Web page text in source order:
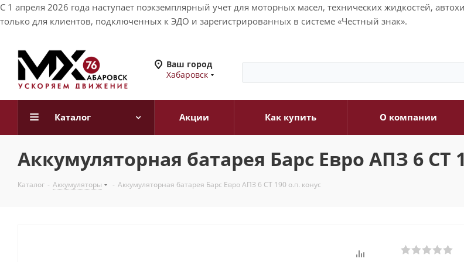
С 1 апреля 2026 года наступает поэкземплярный учет для моторных масел, технических жидкостей,
только для клиентов, подключенных к ЭДО и зарегистрированных в системе «Честный знак».
Ваш город
Хабаровск
Каталог Акции Как купить О компании
Аккумуляторная батарея Барс Евро АПЗ 6 СТ
Каталог - Аккумуляторы - Аккумуляторная батарея Барс Евро АПЗ 6 СТ 190 о.п. конус